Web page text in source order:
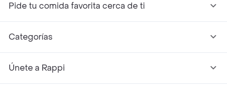
Pide tu comida favorita cerca de ti
Categorías
Únete a Rappi